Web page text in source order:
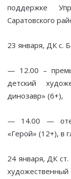
поддержке
Саратовского
23 января, ДК с.
— 12.00 –
детский
динозавр» (6+),
— 14.00 —
«Герой» (12+), в
24 января, ДК
художественный